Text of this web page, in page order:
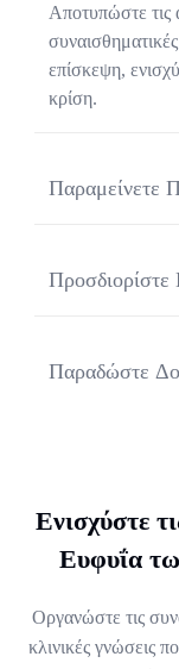
Αποτυπώστε τις
επίσκεψη,
κρίση.
Παραμείνετε
παρόντες και
Προσδιορίστε
τίποτα μετά την
Παραδώστε
Ενισχύστε
Ευφυΐα
Οργανώστε τις
κλινικές γνώσεις